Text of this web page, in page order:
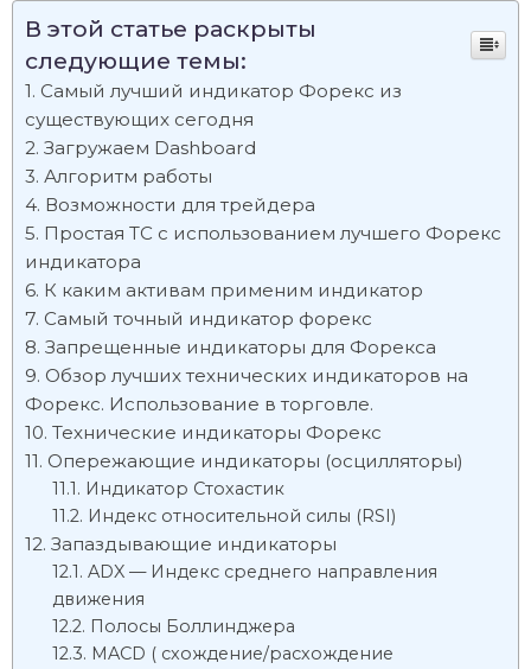
В этой статье раскрыты
следующие темы:
Самый лучший индикатор Форекс из
существующих сегодня
Загружаем Dashboard
Алгоритм работы
Возможности для трейдера
Простая ТС с использованием лучшего Форекс
индикатора
К каким активам применим индикатор
Самый точный индикатор форекс
Запрещенные индикаторы для Форекса
Обзор лучших технических индикаторов на
Форекс. Использование в торговле.
Технические индикаторы Форекс
Опережающие индикаторы (осцилляторы)
Индикатор Стохастик
Индекс относительной силы (RSI)
Запаздывающие индикаторы
ADX — Индекс среднего направления
движения
Полосы Боллинджера
MACD ( схождение/расхождение